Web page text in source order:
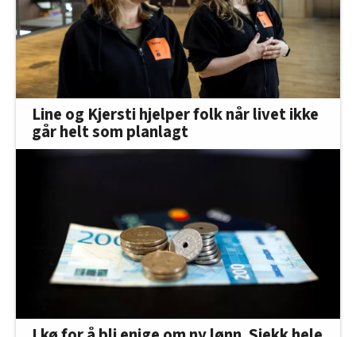
Line og Kjersti hjelper folk når livet ikke
går helt som planlagt